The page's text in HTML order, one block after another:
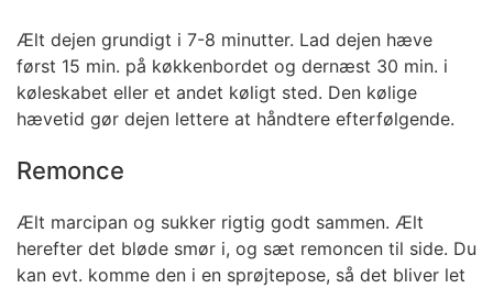
Ælt dejen grundigt i 7-8 minutter. Lad dejen hæve
først 15 min. på køkkenbordet og dernæst 30 min. i
køleskabet eller et andet køligt sted. Den kølige
hævetid gør dejen lettere at håndtere efterfølgende.
Remonce
Ælt marcipan og sukker rigtig godt sammen. Ælt
herefter det bløde smør i, og sæt remoncen til side. Du
kan evt. komme den i en sprøjtepose, så det bliver let